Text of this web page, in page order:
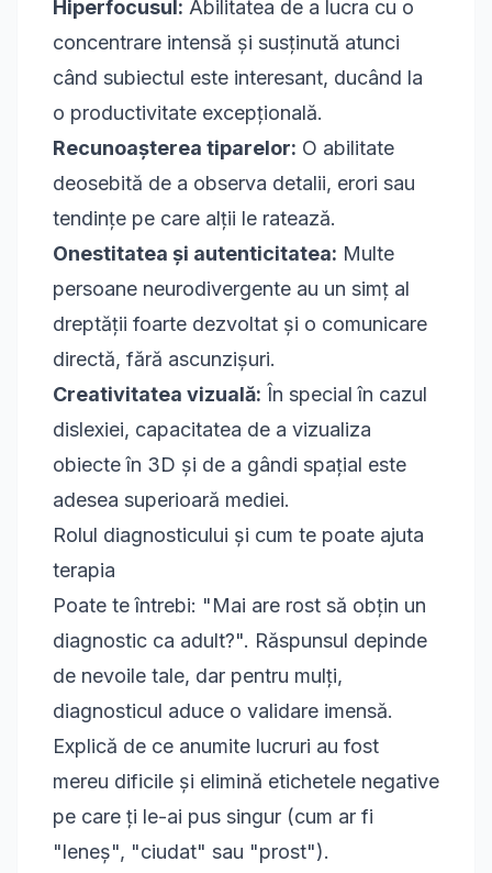
Hiperfocusul: Abilitatea de a lucra cu o
concentrare intensă și susținută atunci
când subiectul este interesant, ducând la
o productivitate excepțională.
Recunoașterea tiparelor: O abilitate
deosebită de a observa detalii, erori sau
tendințe pe care alții le ratează.
Onestitatea și autenticitatea: Multe
persoane neurodivergente au un simț al
dreptății foarte dezvoltat și o comunicare
directă, fără ascunzișuri.
Creativitatea vizuală: În special în cazul
dislexiei, capacitatea de a vizualiza
obiecte în 3D și de a gândi spațial este
adesea superioară mediei.
Rolul diagnosticului și cum te poate ajuta
terapia
Poate te întrebi: "Mai are rost să obțin un
diagnostic ca adult?". Răspunsul depinde
de nevoile tale, dar pentru mulți,
diagnosticul aduce o validare imensă.
Explică de ce anumite lucruri au fost
mereu dificile și elimină etichetele negative
pe care ți le-ai pus singur (cum ar fi
"leneș", "ciudat" sau "prost").